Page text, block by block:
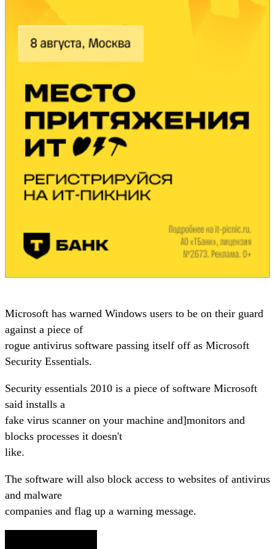
Microsoft has warned Windows users to be on their guard
against a piece of
rogue antivirus software passing itself off as Microsoft
Security Essentials.
Security essentials 2010 is a piece of software Microsoft
said installs a
fake virus scanner on your machine and]monitors and
blocks processes it doesn't
like.
The software will also block access to websites of antivirus
and malware
companies and flag up a warning message.